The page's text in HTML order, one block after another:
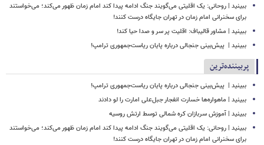
ببینید | روحانی: یک اقلیتی می‌گویند جنگ ادامه پیدا کند امام زمان ظهور می‌کند؛ می‌خواستند
برای سخنرانی امام زمان در تهران جایگاه درست کنند!
ببینید | مشاور قالیباف: اقلیت پر سر و صدا حیا کند!
ببینید | ‏ پیش‌بینی جنجالی درباره پایان ریاست‌جمهوری ترامپ!
پربیننده‌ترین
ببینید | ‏ پیش‌بینی جنجالی درباره پایان ریاست‌جمهوری ترامپ!
ببینید | ماهواره‌ها خسارت انفجار جبل‌علی امارت را لو دادند
ببینید | آموزش سربازان کره شمالی توسط ارتش روسیه
ببینید | روحانی: یک اقلیتی می‌گویند جنگ ادامه پیدا کند امام زمان ظهور می‌کند؛ می‌خواستند
برای سخنرانی امام زمان در تهران جایگاه درست کنند!